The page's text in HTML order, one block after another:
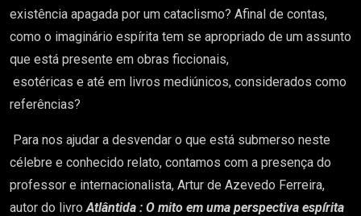
existência apagada por um cataclismo? Afinal de contas,
como o imaginário espírita tem se apropriado de um assunto
que está presente em obras ficcionais,
esotéricas e até em livros mediúnicos, considerados como
referências?
Para nos ajudar a desvendar o que está submerso neste
célebre e conhecido relato, contamos com a presença do
professor e internacionalista, Artur de Azevedo Ferreira,
autor do livroAtlântida : O mito em uma perspectiva espírita